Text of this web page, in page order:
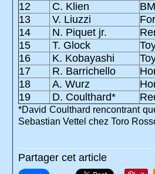
12
C. Klien
13
V. Liuzzi
14
N. Piquet jr.
15
T. Glock
16
K. Kobayashi
17
R. Barrichello
18
A. Wurz
19
D. Coulthard*
*David Coulthard rencontrant
Sebastian Vettel chez Toro
Partager cet article